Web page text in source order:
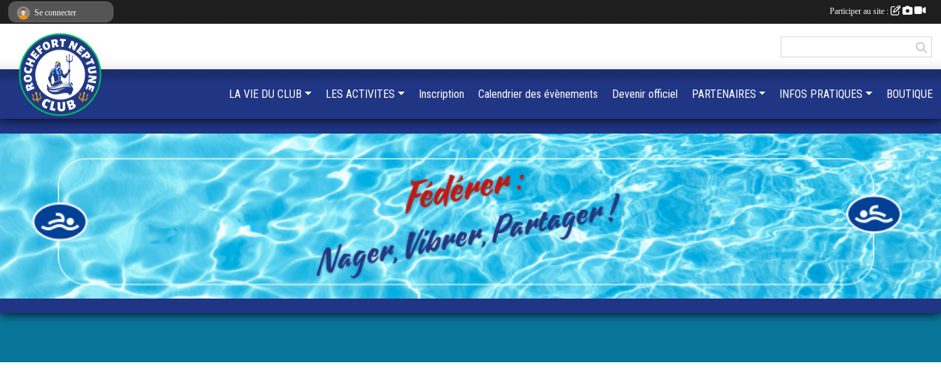
LA VIE DU CLUB LES ACTIVITES Inscription Calendrier des évènements Devenir officiel PARTENAIRES INFOS PRATIQUES BOUTIQUE
Se connecter Participer au site :
Panneau de gestion des cookies